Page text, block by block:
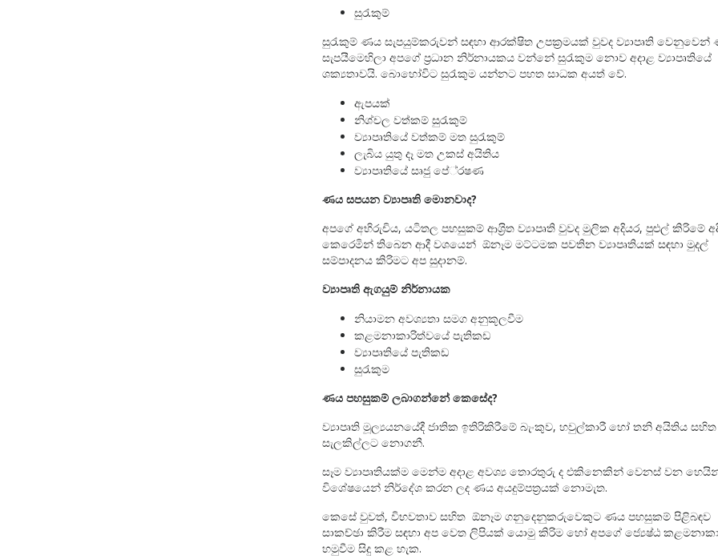
සුරැකුම්
සුරැකුම් ණය සැපයුම්කරුවන් සඳහා ආරක්ෂිත උපක‍්‍රමයක් වුවද ව්‍යාපෘති වෙනුවෙන්
සැපයීමෙහිලා අපගේ ප‍්‍රධාන නිර්නායකය වන්නේ සුරැකුම නොව අදාළ ව්‍යාපෘතියේ
ශක්‍යතාවයි. බොහෝවිට සුරැකුම යන්නට පහත සාධක අයත් වේ.
ඇපයක්
නිශ්චල වත්කම් සුරැකුම්
ව්‍යාපෘතියේ වත්කම් මත සුරැකුම්
ලැබිය යුතු දෑ මත උකස් අයිතිය
ව්‍යාපෘතියේ සෘජු පේ‍්‍රෂණ
ණය සපයන ව්‍යාපෘති මොනවාද?
අපගේ අභිරුචිය, යටිතල පහසුකම් ආශ‍්‍රිත ව්‍යාපෘති වුවද මුලික අදියර, පුළුල් කිරිමේ
කෙරෙමින් තිබෙන ආදී වශයෙන් ඕනෑම මට්ටමක පවතින ව්‍යාපෘතියක් සඳහා මුදල්
සම්පාදනය කිරිමට අප සුදානම්.
ව්‍යාපෘති ඇගයුම් නිර්නායක
නියාමන අවශ්‍යතා සමග අනුකූලවීම
කළමනාකාරිත්වයේ පැතිකඩ
ව්‍යාපෘතියේ පැතිකඩ
සුරැකුම
ණය පහසුකම් ලබාගන්නේ කෙසේද?
ව්‍යාපෘති මූල්‍යයනයේදී ජාතික ඉතිරිකිරීමේ බැංකුව, හවුල්කාරී හෝ තනි අයිතිය සහිත
සැලකිල්ලට නොගනී.
සෑම ව්‍යාපෘතියක්ම මෙන්ම අදාළ අවශ්‍ය තොරතුරු ද එකිනෙකින් වෙනස් වන
විශේෂයෙන් නිර්දේශ කරන ලද ණය අයදුම්පත‍්‍රයක් නොමැත.
කෙසේ වුවත්, විභවතාව සහිත ඕනෑම ගනුදෙනුකරුවෙකුට ණය පහසුකම් පිළිබඳව
සාකච්ඡා කිරීම සඳහා අප වෙත ලිපියක් යොමු කිරිම හෝ අපගේ ජ්‍යෙෂ්ඨ
හමුවීම සිදු කළ හැක.